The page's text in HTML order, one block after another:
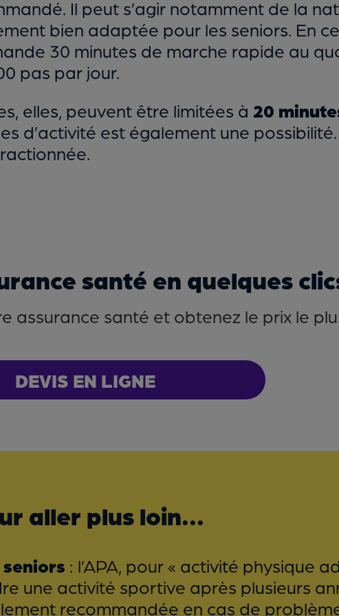
Il peut s’agir notamment de la
bien adaptée pour les seniors. En ce
30 minutes de marche rapide au
pas par jour.
elles, peuvent être limitées à 20
d’activité est également une
santé en quelques
assurance santé et obtenez le prix le
DEVIS EN LIGNE
aller plus loin...
: l’APA, pour « activité physique
une activité sportive après plusieurs
recommandée en cas de